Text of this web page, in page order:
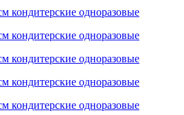
кондитерские одноразовые
кондитерские одноразовые
кондитерские одноразовые
кондитерские одноразовые
кондитерские одноразовые